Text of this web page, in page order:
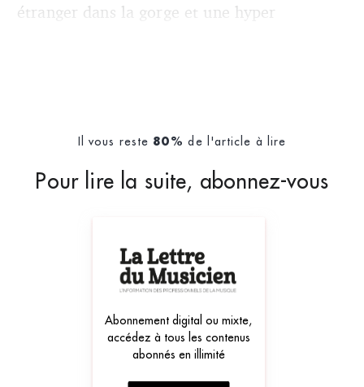
étranger dans la gorge et une hyper
Il vous reste 80% de l'article à lire
Pour lire la suite, abonnez-vous
Abonnement digital ou mixte,
accédez à tous les contenus
abonnés en illimité